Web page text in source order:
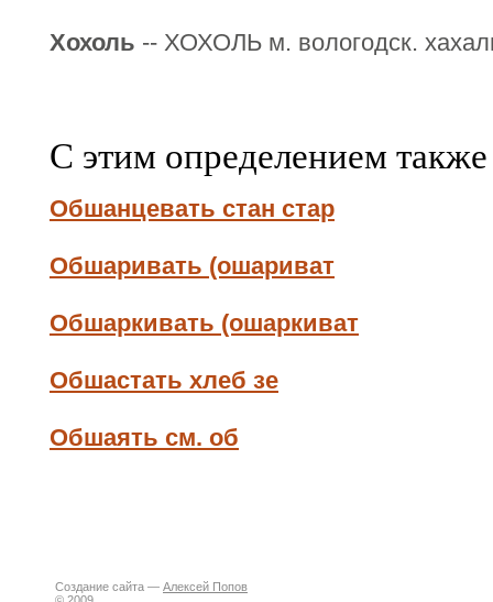
Хохоль -- ХОХОЛЬ м. вологодск.
С этим определением
Обшанцевать стан стар
Обшаривать (ошариват
Обшаркивать (ошаркиват
Обшастать хлеб зе
Обшаять см. об
Создание сайта — Алексей Попов